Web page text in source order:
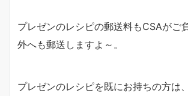
プレゼンのレシピの郵送料もCSAがご
外へも郵送しますよ～。
プレゼンのレシピを既にお持ちの方は